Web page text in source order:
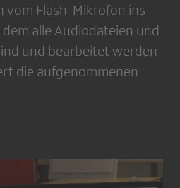
vom Flash-Mikrofon ins
alle Audiodateien und
und bearbeitet werden
die aufgenommenen